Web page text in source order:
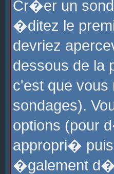
Cr�er un
�ditez le
devriez
dessous de la
c'est que
sondages).
options (pour
appropri�
�galement